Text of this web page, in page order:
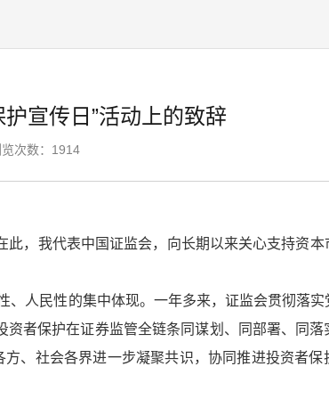
宣传日”活动上的致辞
览次数：1914
，我代表中国证监会，向长期以来关心支持资本
人民性的集中体现。一年多来，证监会贯彻落实
者保护在证券监管全链条同谋划、同部署、同
、社会各界进一步凝聚共识，协同推进投资者